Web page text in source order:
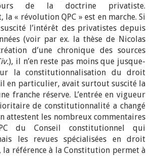
de la doctrine privatiste.
la « révolution QPC » est en marche. Si
l’intérêt des privatistes depuis
(voir par ex. la thèse de Nicolas
d’une chronique des sources
), il n’en reste pas moins que jusque-
la constitutionnalisation du droit
en particulier, avait surtout suscité la
franche réserve. L’entrée en vigueur
de constitutionnalité a changé
attestent les nombreux commentaires
du Conseil constitutionnel qui
les revues spécialisées en droit
la référence à la Constitution permet à